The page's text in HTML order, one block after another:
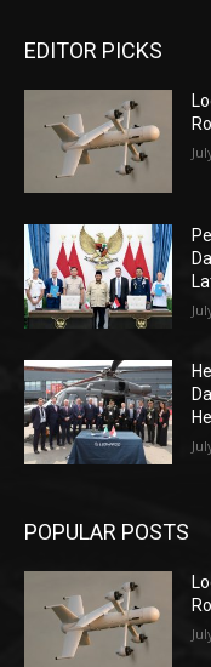
EDITOR PICKS
POPULAR POSTS